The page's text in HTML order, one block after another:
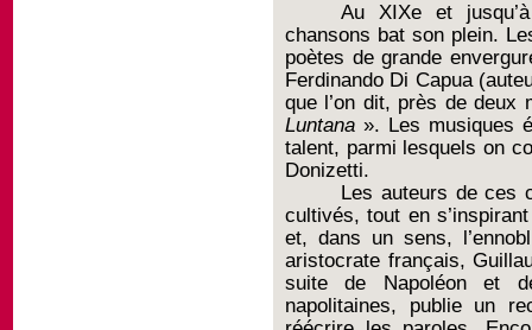
Au XIXe et
chansons bat son plein.
poètes de grande
Ferdinando Di Capua
que l’on dit, près de
Luntana ». Les musiques
talent, parmi lesquels on
Donizetti.
Les auteurs de ces
cultivés, tout en
et, dans un sens,
aristocrate français,
suite de Napoléon et
napolitaines, publie un